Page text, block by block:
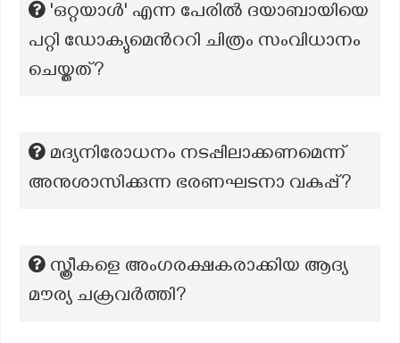
'ഒറ്റയാൾ' എന്ന പേരിൽ ദയാബായിയെ
പറ്റി ഡോക്യുമെൻററി ചിത്രം സംവിധാനം
ചെയ്തത്?
മദ്യനിരോധനം നടപ്പിലാക്കണമെന്ന്
അനുശാസിക്കുന്ന ഭരണഘടനാ വകുപ്പ്?
സ്ത്രീകളെ അംഗരക്ഷകരാക്കിയ ആദ്യ
മൗര്യ ചക്രവർത്തി?